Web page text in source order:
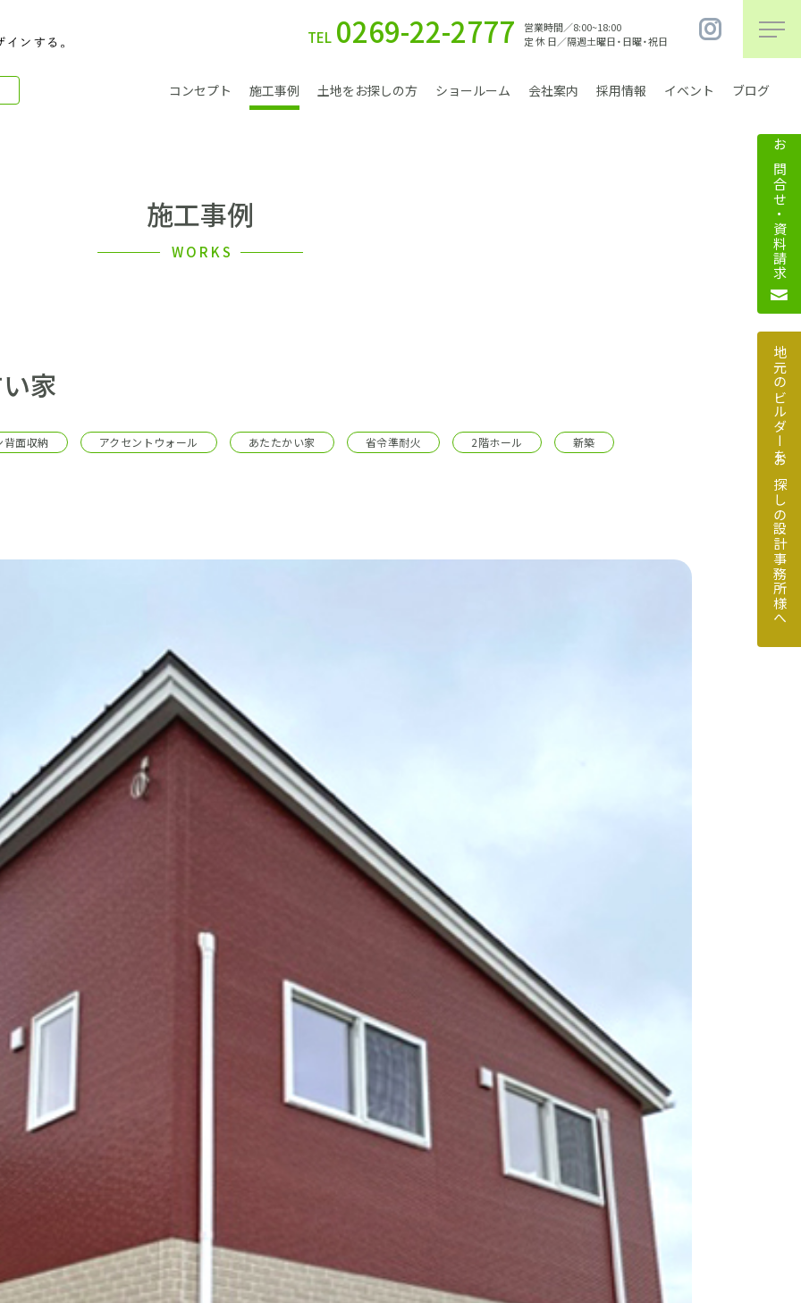
TEL 0269-22-2777
営業時間／8:00~18:00
定 休 日／隔週土曜日・日曜・祝日
コンセプト 施工事例 土地をお探しの方 ショールーム 会社案内 採用情報 イベント ブログ
別 荘
施工事例
WORKS
家
背面収納 アクセントウォール あたたかい家 省令準耐火 2階ホール 新築
お問合せ・資料請求
地元のビルダーをお探しの設計事務所様へ